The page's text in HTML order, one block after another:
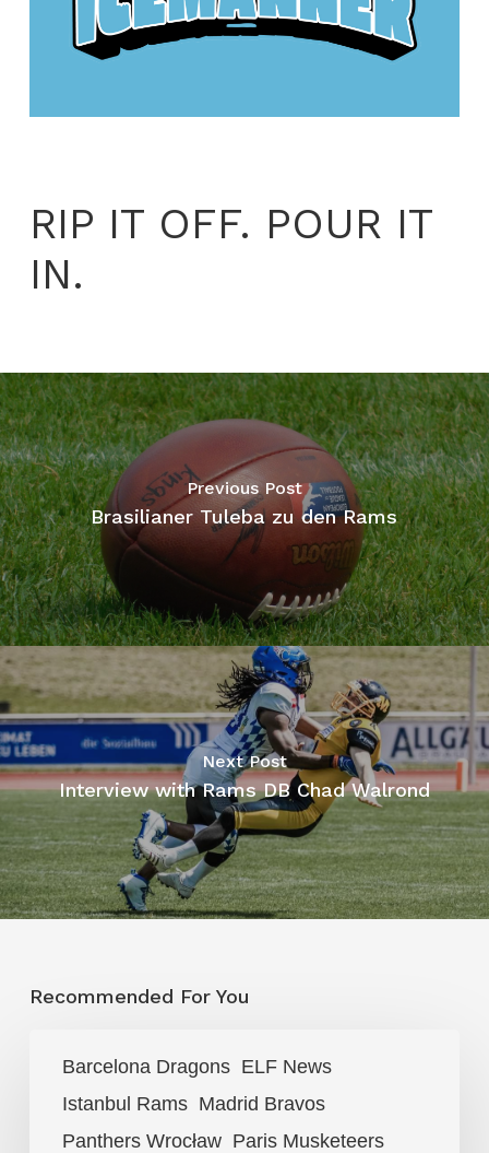
RIP IT OFF. POUR IT
IN.
Previous Post
Brasilianer Tuleba zu den Rams
Next Post
Interview with Rams DB Chad Walrond
Recommended For You
Barcelona Dragons ELF News
Istanbul Rams Madrid Bravos
Panthers Wrocław Paris Musketeers
Zuschauerinteresse